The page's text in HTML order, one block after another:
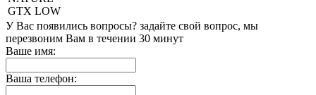
GTX LOW
У Вас появились вопросы? задайте свой вопрос, мы
перезвоним Вам в течении 30 минут
Ваше имя:
Ваша телефон: